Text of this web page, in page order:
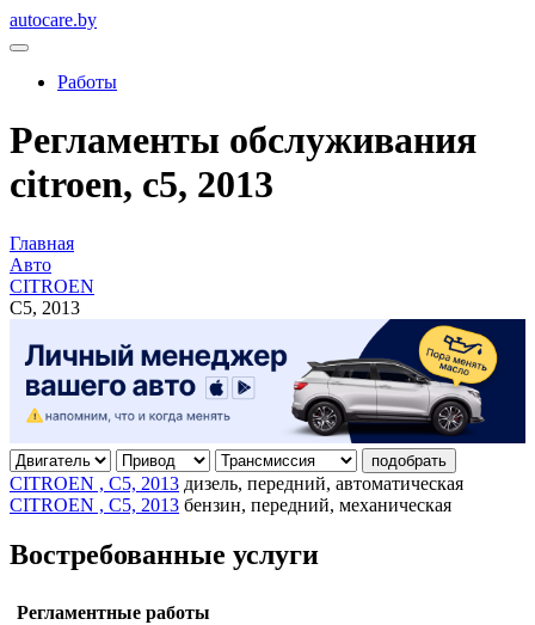
autocare.by
Работы
Регламенты обслуживания
citroen, c5, 2013
Главная
Авто
CITROEN
C5, 2013
подобрать
CITROEN , C5, 2013 дизель, передний, автоматическая
CITROEN , C5, 2013 бензин, передний, механическая
Востребованные услуги
Регламентные работы